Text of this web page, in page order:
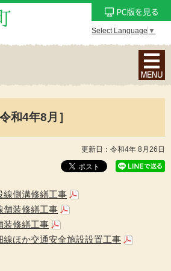
Select Language ▼
ナ
ビ
ン
メ
和4年8月］
更新日：令和4年 8月26日
線側溝修繕工事
舗装修繕工事
装修繕工事
線ほか交通安全施設設置工事